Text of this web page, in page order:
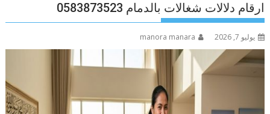
ارقام دلالات شغالات بالدمام 0583873523
يوليو 7, 2026 manora manara